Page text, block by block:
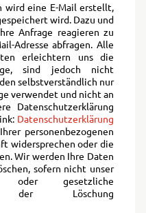
wird eine E-Mail erstellt,
wird. Dazu und
Anfrage reagieren zu
Adresse abfragen. Alle
erleichtern uns die
sind jedoch nicht
selbstverständlich nur
verwendet und nicht an
Datenschutzerklärung
Datenschutzerklärung
personenbezogenen
widersprechen oder die
Wir werden Ihre Daten
sofern nicht unser
oder gesetzliche
der Löschung